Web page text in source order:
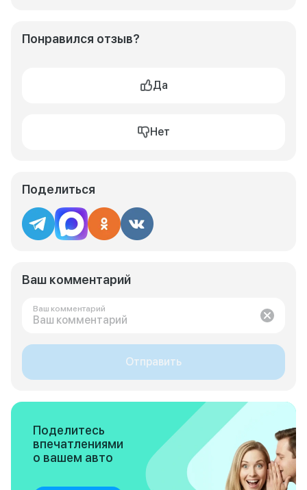
Понравился отзыв?
Да
Нет
Поделиться
Ваш комментарий
Ваш комментарий
Отправить
Поделитесь
впечатлениями
о вашем авто